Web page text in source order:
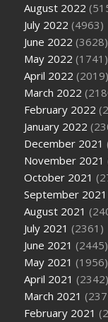
August 2022
July 2022 (4963)
June 2022 (3628)
May 2022 (1741)
April 2022 (2019)
March 2022
February 2022
January 2022
December 2021
November 2021
October 2021
September 2021
August 2021
July 2021 (2361)
June 2021 (2445)
May 2021 (1956)
April 2021 (2342)
March 2021
February 2021